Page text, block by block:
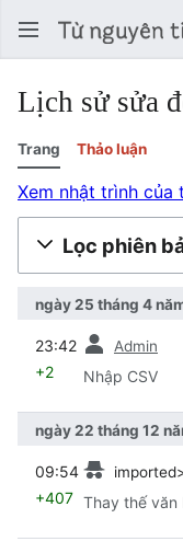
Lịch sử sửa
Trang Thảo luận
Xem nhật trình của
Lọc phiên
ngày 25 tháng 4
23:42 Admin
+2 Nhập CSV
ngày 22 tháng 12
09:54
+407 Thay thế văn